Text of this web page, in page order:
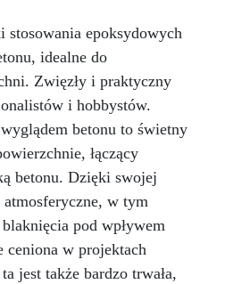
epoksydowych
idealne do
Zwięzły i praktyczny
i hobbystów.
betonu to świetny
łączący
betonu. Dzięki swojej
w tym
pod wpływem
ceniona w projektach
jest także bardzo trwała,